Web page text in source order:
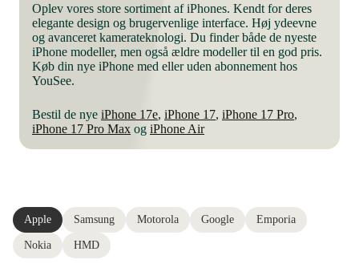
Oplev vores store sortiment af iPhones. Kendt for deres
elegante design og brugervenlige interface. Høj ydeevne
og avanceret kamerateknologi. Du finder både de nyeste
iPhone modeller, men også ældre modeller til en god pris.
Køb din nye iPhone med eller uden abonnement hos
YouSee.
Bestil de nye iPhone 17e, iPhone 17, iPhone 17 Pro,
iPhone 17 Pro Max og iPhone Air
Apple Samsung Motorola Google Emporia
Nokia HMD